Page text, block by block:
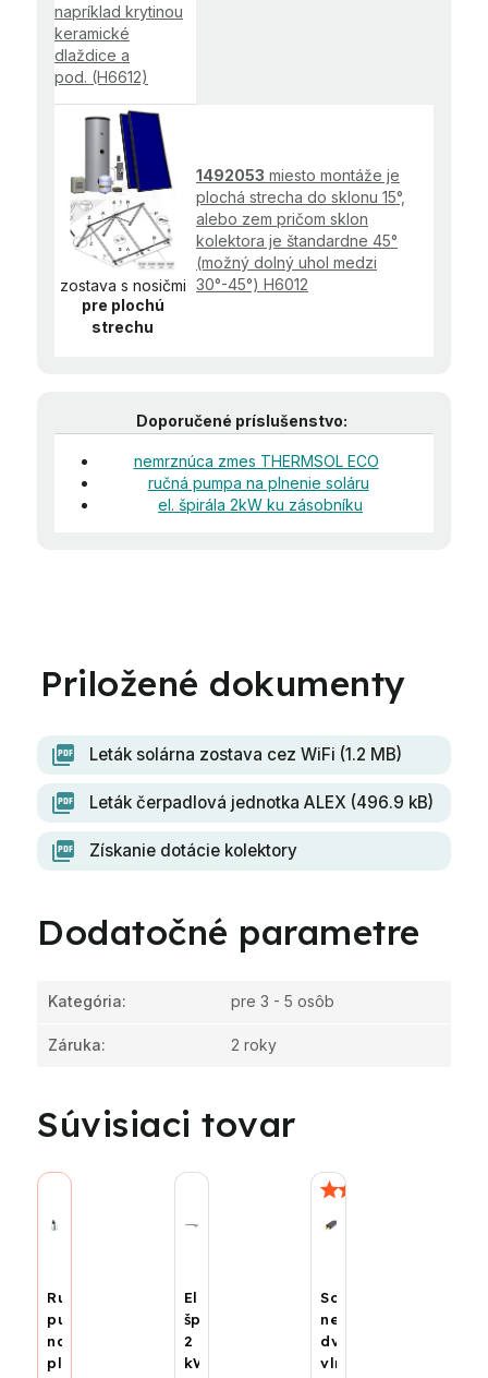
napríklad krytinou
keramické
dlaždice a
pod. (H6612)
zostava s nosičmi
pre plochú
strechu
1492053 miesto montáže je
plochá strecha do sklonu 15°,
alebo zem pričom sklon
kolektora je štandardne 45°
(možný dolný uhol medzi
30°-45°) H6012
Doporučené príslušenstvo:
nemrznúca zmes THERMSOL ECO
ručná pumpa na plnenie soláru
el. špirála 2kW ku zásobníku
Leták solárna zostava cez WiFi (1.2 MB)
Leták čerpadlová jednotka ALEX (496.9 kB)
Získanie dotácie kolektory
Dodatočné parametre
Kategória: pre 3 - 5 osôb
Záruka: 2 roky
Súvisiaci tovar
Ručná
pumpa
na
plnenie
Elektrická
špirála
2
kW
Solárna
nerezová
dvojrúra,
vlnovec